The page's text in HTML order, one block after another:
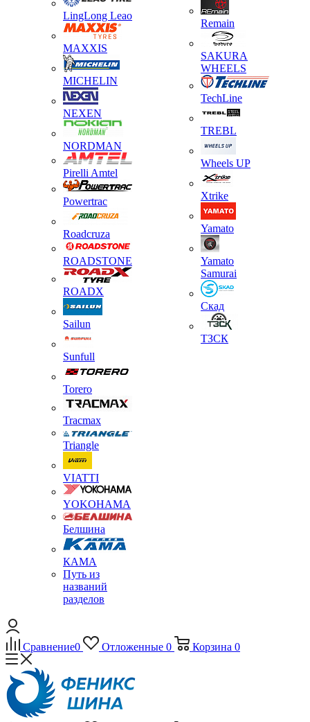
LingLong Leao
MAXXIS
MICHELIN
NEXEN
NORDMAN
Pirelli Amtel
Powertrac
Roadcruza
ROADSTONE
ROADX
Sailun
Sunfull
Torero
Tracmax
Triangle
VIATTI
YOKOHAMA
Белшина
КАМА
Путь из
названий
разделов
Remain
SAKURA
WHEELS
TechLine
TREBL
Wheels UP
Xtrike
Yamato
Yamato
Samurai
Скад
ТЗСК
Сравнение0 Отложенные 0 Корзина 0